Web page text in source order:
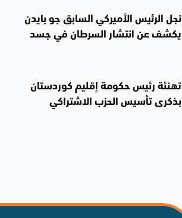
نجل الرئيس الأميركي السابق جو بايدن
يكشف عن انتشار السرطان في جسد
تهنئة رئيس حكومة إقليم كوردستان
بذكرى تأسيس الحزب الاشتراكي